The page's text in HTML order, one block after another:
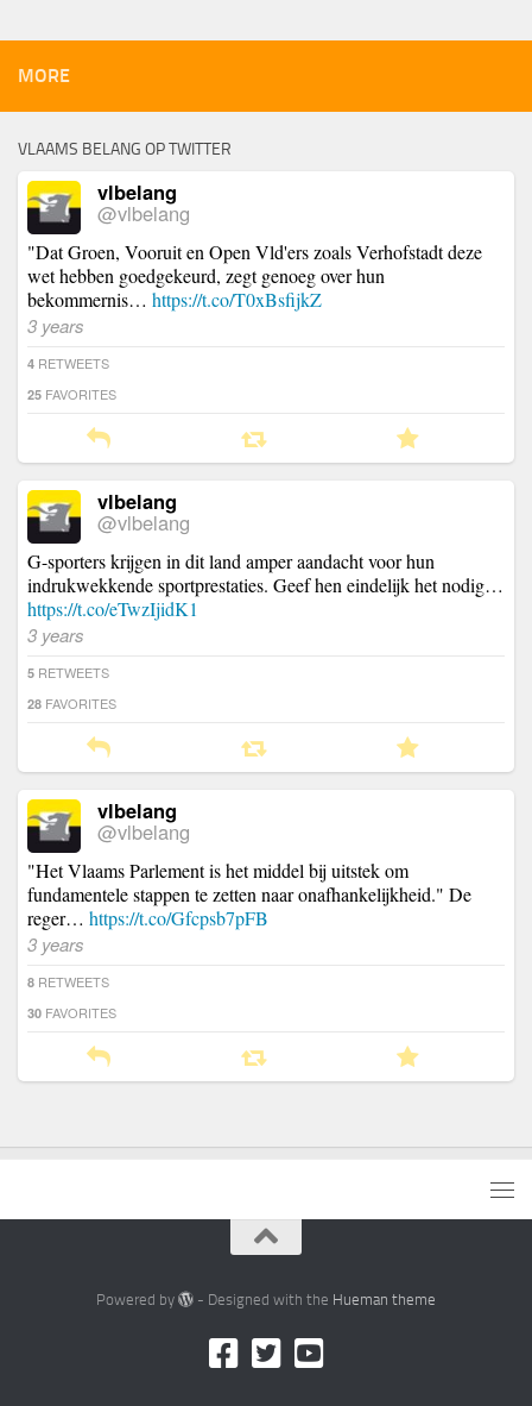
MORE
VLAAMS BELANG OP TWITTER
vlbelang
@vlbelang
"Dat Groen, Vooruit en Open Vld'ers zoals Verhofstadt deze
wet hebben goedgekeurd, zegt genoeg over hun
bekommernis… https://t.co/T0xBsfijkZ
3 years
4 RETWEETS
25 FAVORITES
vlbelang
@vlbelang
G-sporters krijgen in dit land amper aandacht voor hun
indrukwekkende sportprestaties. Geef hen eindelijk het nodig…
https://t.co/eTwzIjidK1
3 years
5 RETWEETS
28 FAVORITES
vlbelang
@vlbelang
"Het Vlaams Parlement is het middel bij uitstek om
fundamentele stappen te zetten naar onafhankelijkheid." De
reger… https://t.co/Gfcpsb7pFB
3 years
8 RETWEETS
30 FAVORITES
Powered by - Designed with the Hueman theme